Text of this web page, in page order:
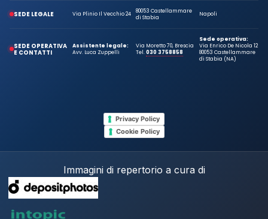
SEDE LEGALE Via Plinio Il Vecchio 24
80053 Castellammare
di Stabia
Napoli
SEDE OPERATIVA
E CONTATTI
Assistente legale:
Avv. Luca Zuppelli
Via Moretto 70, Brescia
Tel.030 3758858
Sede operativa:
Via Enrico De Nicola 12
80053 Castellammare
di Stabia (NA)
Privacy Policy
Cookie Policy
Immagini di repertorio a cura di